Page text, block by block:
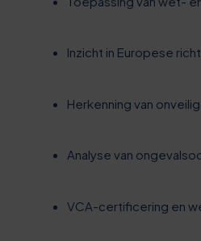
Inzicht in Europese
Herkenning van
Analyse van
VCA-certificering en
6
1
6